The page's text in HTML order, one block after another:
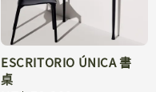
ESCRITORIO ÚNICA 書
桌